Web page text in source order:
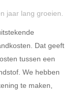
Nee
jaar lang groeien.
Dat geeft
tussen een
We hebben
te maken,